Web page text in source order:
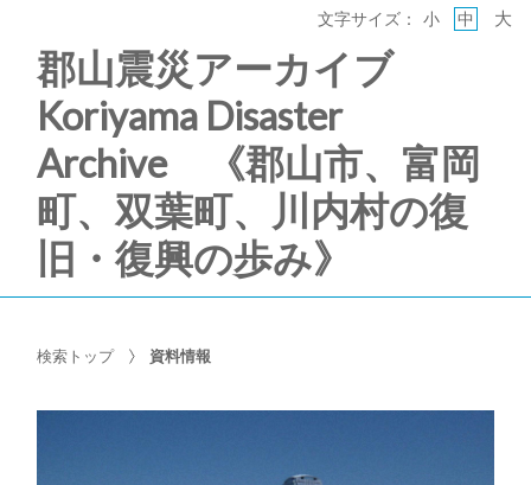
郡山震災アーカイブ
Koriyama Disaster
Archive 《郡山市、富岡
町、双葉町、川内村の復
旧・復興の歩み》
文字サイズ： 小 中 大
検索トップ 資料情報